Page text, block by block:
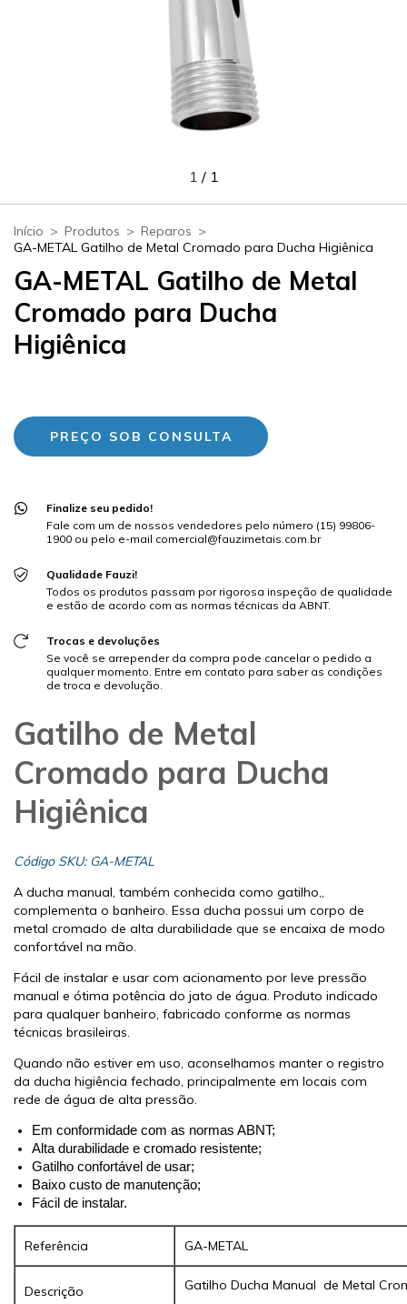
1 / 1
Início > Produtos > Reparos >
GA-METAL Gatilho de Metal Cromado para Ducha Higiênica
GA-METAL Gatilho de Metal
Cromado para Ducha
Higiênica
Finalize seu pedido!
Fale com um de nossos vendedores pelo número (15) 99806-
1900 ou pelo e-mail comercial@fauzimetais.com.br
Qualidade Fauzi!
Todos os produtos passam por rigorosa inspeção de qualidade
e estão de acordo com as normas técnicas da ABNT.
Trocas e devoluções
Se você se arrepender da compra pode cancelar o pedido a
qualquer momento. Entre em contato para saber as condições
de troca e devolução.
Gatilho de Metal
Cromado para Ducha
Higiênica
Código SKU: GA-METAL
A ducha manual, também conhecida como gatilho,,
complementa o banheiro. Essa ducha possui um corpo de
metal cromado de alta durabilidade que se encaixa de modo
confortável na mão.
Fácil de instalar e usar com acionamento por leve pressão
manual e ótima potência do jato de água. Produto indicado
para qualquer banheiro, fabricado conforme as normas
técnicas brasileiras.
Quando não estiver em uso, aconselhamos manter o registro
da ducha higiência fechado, principalmente em locais com
rede de água de alta pressão.
Em conformidade com as normas ABNT;
Alta durabilidade e cromado resistente;
Gatilho confortável de usar;
Baixo custo de manutenção;
Fácil de instalar.
Referência GA-METAL
Descrição Gatilho Ducha Manual de Metal